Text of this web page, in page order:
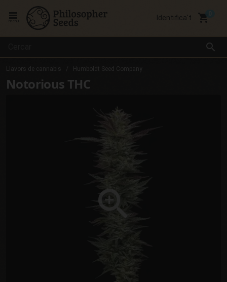
search
Identifica't local_grocery_store
Llavors de cannabis Humboldt Seed Company
Notorious THC